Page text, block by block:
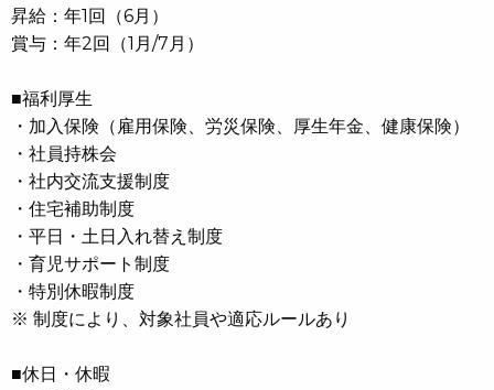
昇給：年1回（6月）
賞与：年2回（1月/7月）
■福利厚生
・加入保険（雇用保険、労災保険、厚生年金、健康保険）
・社員持株会
・社内交流支援制度
・住宅補助制度
・平日・土日入れ替え制度
・育児サポート制度
・特別休暇制度
※ 制度により、対象社員や適応ルールあり
■休日・休暇